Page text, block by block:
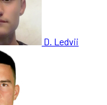
D. Ledvii